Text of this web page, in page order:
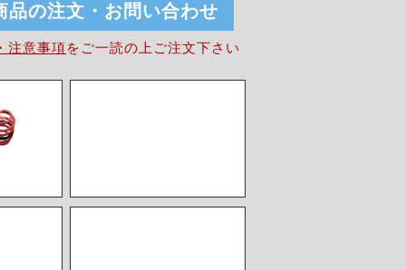
品の注文・お問い合わせ
注意事項を ご一読の上ご注文下さい